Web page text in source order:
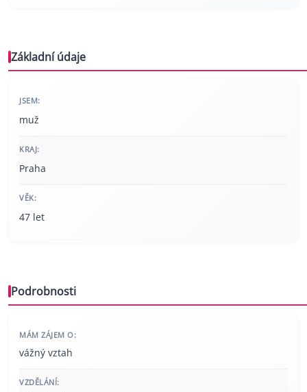
Základní údaje
JSEM:
muž
KRAJ:
Praha
VĚK:
47 let
Podrobnosti
MÁM ZÁJEM O:
vážný vztah
VZDĚLÁNÍ: